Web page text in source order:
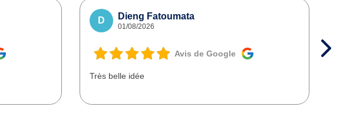
D Dieng Fatoumata
01/08/2026
Avis de Google
Très belle idée